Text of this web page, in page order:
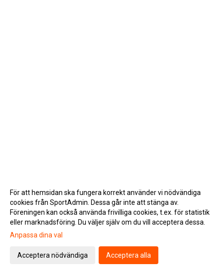
Gå till Webbversion
För att hemsidan ska fungera korrekt använder vi nödvändiga
cookies från SportAdmin. Dessa går inte att stänga av.
Föreningen kan också använda frivilliga cookies, t.ex. för statistik
eller marknadsföring. Du väljer själv om du vill acceptera dessa.
Anpassa dina val
Acceptera nödvändiga Acceptera alla